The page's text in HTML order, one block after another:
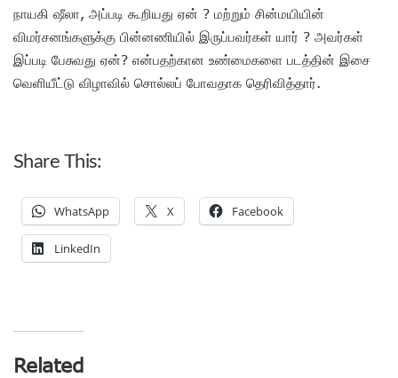
நாயகி ஷீலா, அப்படி கூறியது ஏன் ? மற்றும் சின்மயியின்
விமர்சனங்களுக்கு பின்னணியில் இருப்பவர்கள் யார் ? அவர்கள்
இப்படி பேசுவது ஏன்? என்பதற்கான உண்மைகளை படத்தின் இசை
வெளியீட்டு விழாவில் சொல்லப் போவதாக தெரிவித்தார்.
Share This:
WhatsApp X Facebook
LinkedIn
Related